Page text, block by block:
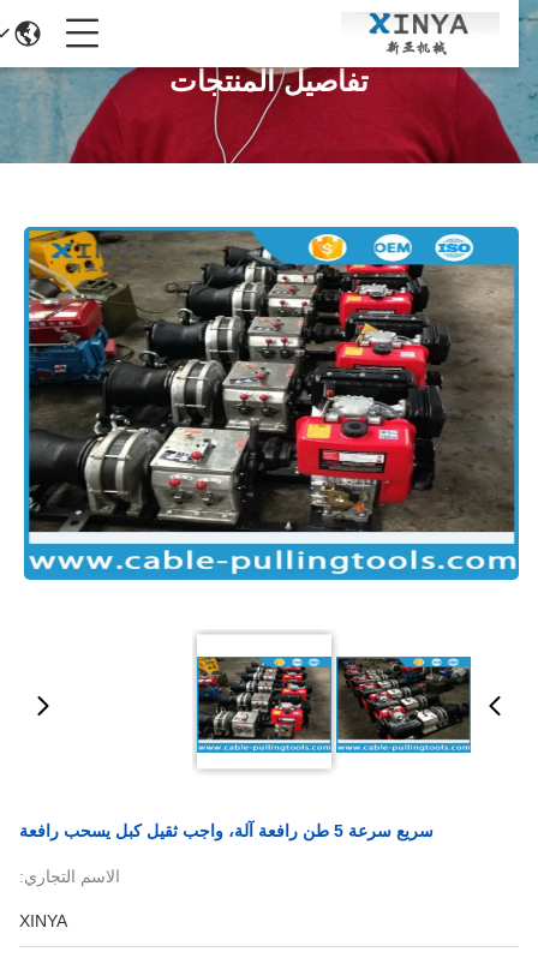
تفاصيل المنتجات
سريع سرعة 5 طن رافعة آلة، واجب ثقيل كبل يسحب رافعة
الاسم التجاري:
XINYA